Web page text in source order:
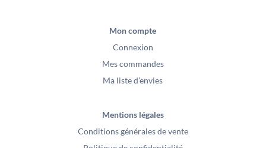
Mon compte
Connexion
Mes commandes
Ma liste d’envies
Mentions légales
Conditions générales de vente